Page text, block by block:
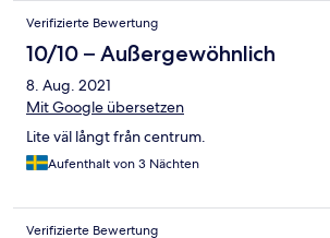
Verifizierte Bewertung
10/10 – Außergewöhnlich
8. Aug. 2021
Mit Google übersetzen
Lite väl långt från centrum.
Aufenthalt von 3 Nächten
Verifizierte Bewertung